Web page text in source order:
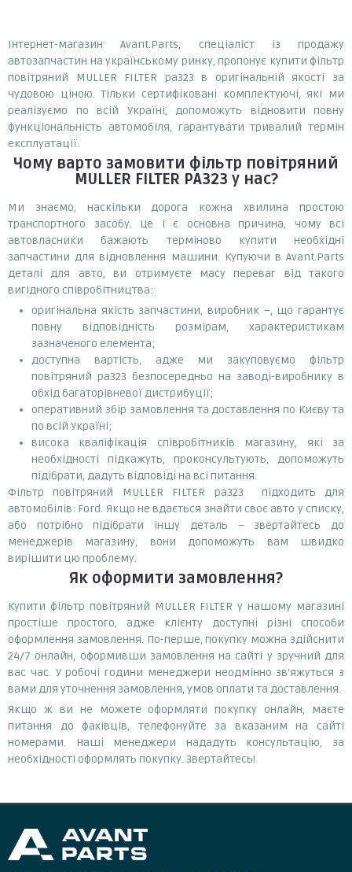
Інтернет-магазин Avant.Parts, спеціаліст із продажу
автозапчастин на українському ринку, пропонує купити фільтр
повітряний MULLER FILTER pa323 в оригінальній якості за
чудовою ціною. Тільки сертифіковані комплектуючі, які ми
реалізуємо по всій Україні, допоможуть відновити повну
функціональність автомобіля, гарантувати тривалий термін
експлуатації.
Чому варто замовити фільтр повітряний
MULLER FILTER PA323 у нас?
Ми знаємо, наскільки дорога кожна хвилина простою
транспортного засобу. Це і є основна причина, чому всі
автовласники бажають терміново купити необхідні
запчастини для відновлення машини. Купуючи в Avant.Parts
деталі для авто, ви отримуєте масу переваг від такого
вигідного співробітництва:
оригінальна якість запчастини, виробник –, що гарантує
повну відповідність розмірам, характеристикам
зазначеного елемента;
доступна вартість, адже ми закуповуємо фільтр
повітряний pa323 безпосередньо на заводі-виробнику в
обхід багаторівневої дистрибуції;
оперативний збір замовлення та доставлення по Києву та
по всій Україні;
висока кваліфікація співробітників магазину, які за
необхідності підкажуть, проконсультують, допоможуть
підібрати, дадуть відповіді на всі питання.
Фільтр повітряний MULLER FILTER pa323 підходить для
автомобілів: Ford. Якщо не вдається знайти своє авто у списку,
або потрібно підібрати іншу деталь – звертайтесь до
менеджерів магазину, вони допоможуть вам швидко
вирішити цю проблему.
Як оформити замовлення?
Купити фільтр повітряний MULLER FILTER у нашому магазині
простіше простого, адже клієнту доступні різні способи
оформлення замовлення. По-перше, покупку можна здійснити
24/7 онлайн, оформивши замовлення на сайті у зручний для
вас час. У робочі години менеджери неодмінно зв'яжуться з
вами для уточнення замовлення, умов оплати та доставлення.
Якщо ж ви не можете оформляти покупку онлайн, маєте
питання до фахівців, телефонуйте за вказаним на сайті
номерами. Наші менеджери нададуть консультацію, за
необхідності оформлять покупку. Звертайтесь!